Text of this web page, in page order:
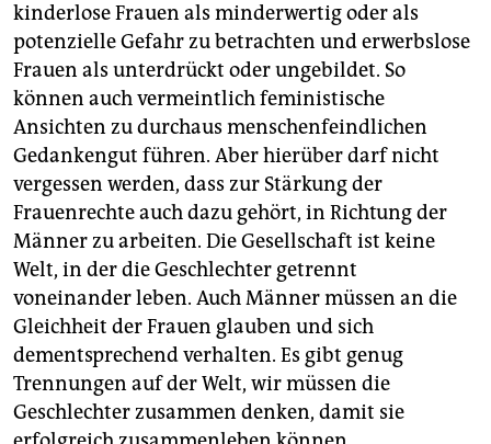
kinderlose Frauen als minderwertig oder als
potenzielle Gefahr zu betrachten und erwerbslose
Frauen als unterdrückt oder ungebildet. So
können auch vermeintlich feministische
Ansichten zu durchaus menschenfeindlichen
Gedankengut führen. Aber hierüber darf nicht
vergessen werden, dass zur Stärkung der
Frauenrechte auch dazu gehört, in Richtung der
Männer zu arbeiten. Die Gesellschaft ist keine
Welt, in der die Geschlechter getrennt
voneinander leben. Auch Männer müssen an die
Gleichheit der Frauen glauben und sich
dementsprechend verhalten. Es gibt genug
Trennungen auf der Welt, wir müssen die
Geschlechter zusammen denken, damit sie